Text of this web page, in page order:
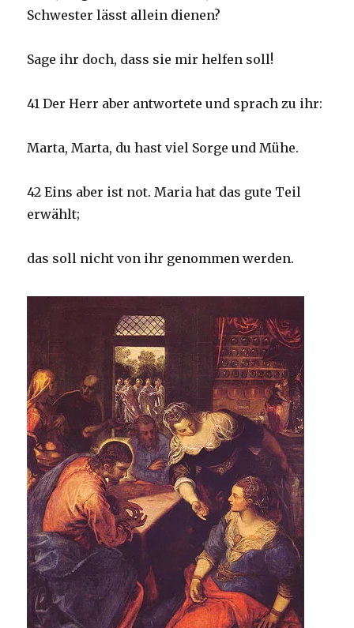
Schwester lässt allein dienen?
Sage ihr doch, dass sie mir helfen soll!
41 Der Herr aber antwortete und sprach zu ihr:
Marta, Marta, du hast viel Sorge und Mühe.
42 Eins aber ist not. Maria hat das gute Teil
erwählt;
das soll nicht von ihr genommen werden.